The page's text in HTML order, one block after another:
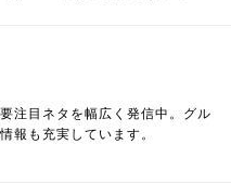
注目ネタを幅広く発信中。グル
報も充実しています。